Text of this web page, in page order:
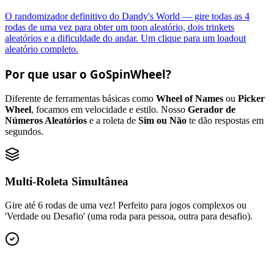
O randomizador definitivo do Dandy's World — gire todas as 4
rodas de uma vez para obter um toon aleatório, dois trinkets
aleatórios e a dificuldade do andar. Um clique para um loadout
aleatório completo.
Por que usar o GoSpinWheel?
Diferente de ferramentas básicas como Wheel of Names ou Picker
Wheel, focamos em velocidade e estilo. Nosso Gerador de
Números Aleatórios e a roleta de Sim ou Não te dão respostas em
segundos.
Multi-Roleta Simultânea
Gire até 6 rodas de uma vez! Perfeito para jogos complexos ou
'Verdade ou Desafio' (uma roda para pessoa, outra para desafio).